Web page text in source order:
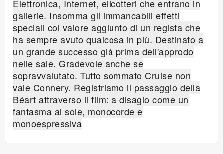
Elettronica, Internet, elicotteri che entrano in
gallerie. Insomma gli immancabili effetti
speciali col valore aggiunto di un regista che
ha sempre avuto qualcosa in più. Destinato a
un grande successo già prima dell'approdo
nelle sale. Gradevole anche se
sopravvalutato. Tutto sommato Cruise non
vale Connery. Registriamo il passaggio della
Béart attraverso il film: a disagio come un
fantasma al sole, monocorde e
monoespressiva